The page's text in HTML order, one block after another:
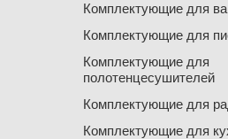
Комплектующие для
Комплектующие для
Комплектующие для
полотенцесушителей
Комплектующие для
Комплектующие для